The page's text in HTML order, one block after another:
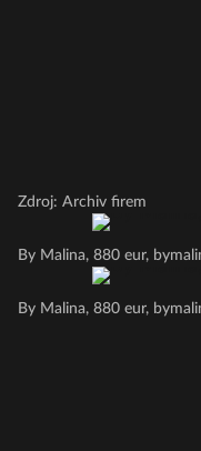
Zdroj: Archiv firem
By Malina, 880 eur,
By Malina, 880 eur,